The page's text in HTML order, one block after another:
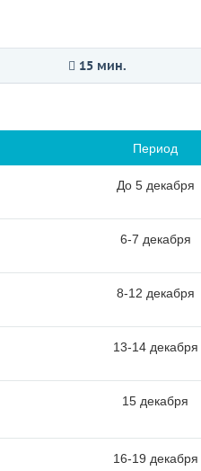
15 мин.
Период
До 5 декабря
6-7 декабря
8-12 декабря
13-14 декабря
15 декабря
16-19 декабря